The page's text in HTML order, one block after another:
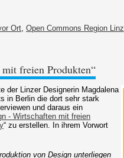
Ort, Open Commons Region Linz
freien Produkten“
der Linzer Designerin Magdalena
in Berlin die dort sehr stark
und daraus ein
- Wirtschaften mit freien
“ zu erstellen. In ihrem Vorwort
von Design unterliegen